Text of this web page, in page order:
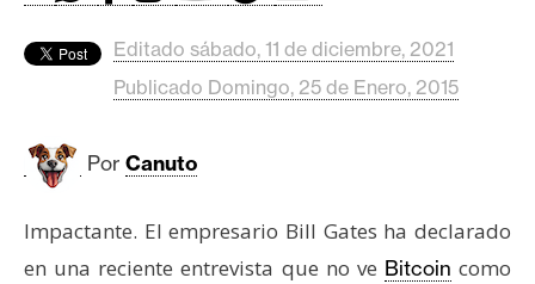
t
r
a
d
Editado sábado, 11 de diciembre, 2021
Publicado Domingo, 25 de Enero, 2015
Por Canuto
Impactante. El empresario Bill Gates ha declarado
en una reciente entrevista que no ve Bitcoin como